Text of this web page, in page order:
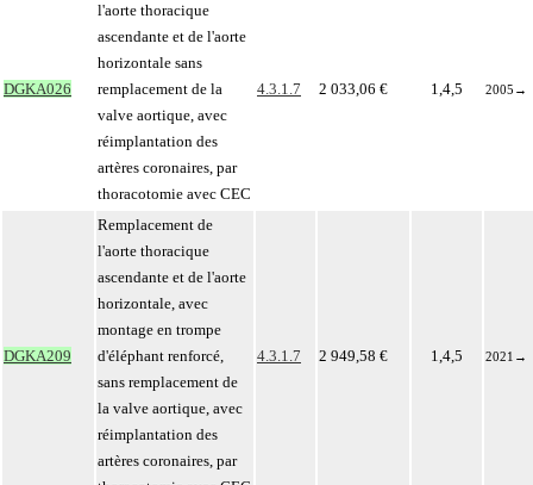
DGKA026
l'aorte thoracique
ascendante et de l'aorte
horizontale sans
remplacement de la
valve aortique, avec
réimplantation des
artères coronaires, par
thoracotomie avec CEC
4.3.1.7 2 033,06 € 1,4,5 2005 →
DGKA209
Remplacement de
l'aorte thoracique
ascendante et de l'aorte
horizontale, avec
montage en trompe
d'éléphant renforcé,
sans remplacement de
la valve aortique, avec
réimplantation des
artères coronaires, par
4.3.1.7 2 949,58 € 1,4,5 2021 →